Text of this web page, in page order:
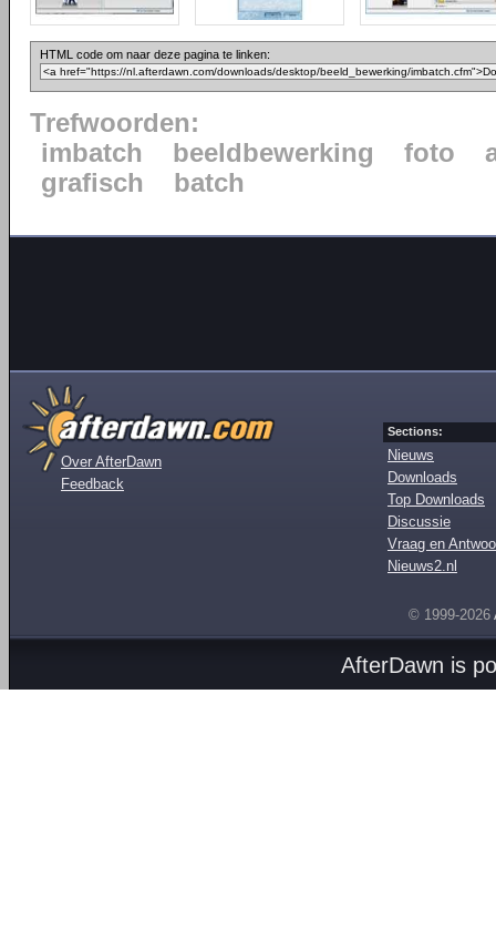
HTML code om naar deze pagina te linken:
Trefwoorden:
imbatch
beeldbewerking foto
grafisch
batch
Over AfterDawn
Feedback
Sections:
Nieuws
Downloads
Top Downloads
Discussie
Vraag en
Nieuws2.nl
© 1999-2026
AfterDawn is